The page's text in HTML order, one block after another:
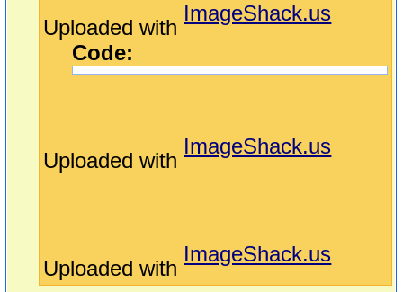
Uploaded with
ImageShack.us
Code:
Uploaded with
ImageShack.us
Uploaded with
ImageShack.us